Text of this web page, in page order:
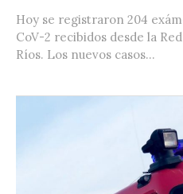
Hoy se registraron 204
CoV-2 recibidos desde la
Ríos. Los nuevos casos...